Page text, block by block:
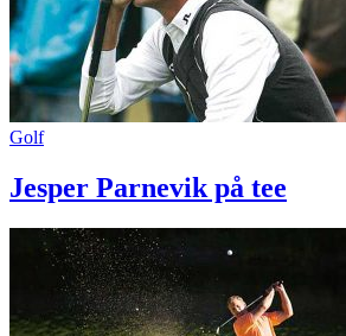
Golf
Jesper Parnevik på tee